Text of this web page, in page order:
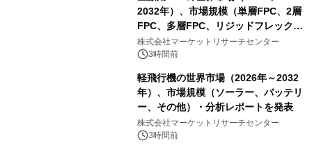
2032年）、市場規模（単層FPC、2層
FPC、多層FPC、リジッドフレックス
PCB）・分析レポートを発表
株式会社マーケットリサーチセンター
3時間前
軽飛行機の世界市場（2026年～2032
年）、市場規模（ソーラー、バッテリ
ー、その他）・分析レポートを発表
株式会社マーケットリサーチセンター
3時間前